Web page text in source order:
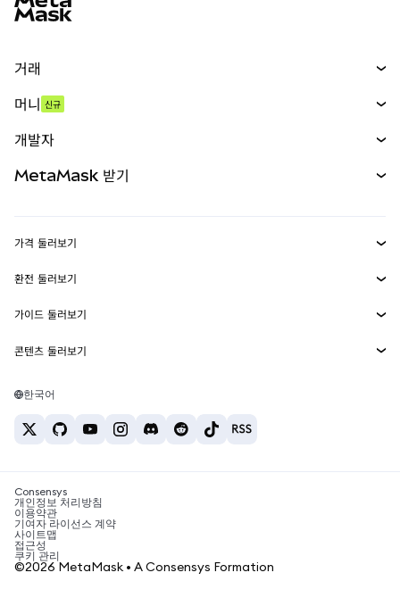
거래
무기한 선물
실물자산
머니 신규
개발자
MetaMask Connect
Snaps
웹3 서비스
MetaMask 받기
보안
고객 지원
채용
가격 둘러보기
이더리움 가격
솔라나 가격
테더 가격
환전 둘러보기
ETH를 USD로 환전
USDT를 INR로 환전
BTC를 INR로 환전
ETH를 USDT로 환전
가이드 둘러보기
ETH 매수
USDT 매수
SHIB 매수
BNB 매수
콘텐츠 둘러보기
솔라나 지갑
암호화폐 세금 뉴스
암호화폐 매수 방법
비트코인 매도 방법
한국어
Consensys
개인정보 처리방침
이용약관
기여자 라이선스 계약
사이트맵
접근성
쿠키 관리
©2026 MetaMask • A Consensys Formation